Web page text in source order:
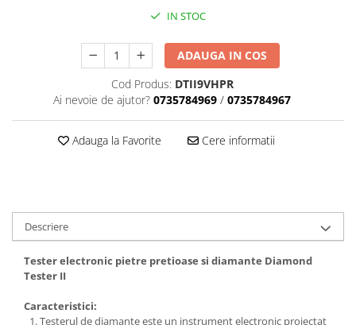
IN STOC
ADAUGA IN COS
Cod Produs: DTII9VHPR
Ai nevoie de ajutor? 0735784969 / 0735784967
Adauga la Favorite Cere informatii
Descriere
Tester electronic pietre pretioase si diamante Diamond
Tester II
Caracteristici:
Testerul de diamante este un instrument electronic proiectat